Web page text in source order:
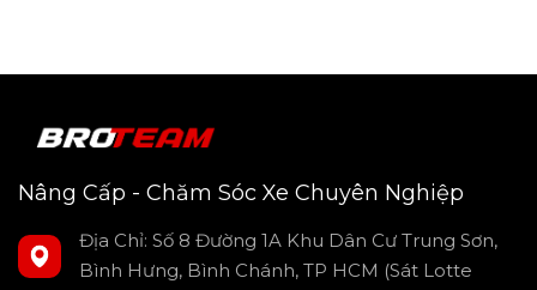
Option4x4 cho Ford Ranger & Ranger
Raptor
Nếu bạn đang tìm kiếm một giải pháp nắp thùng cho xe
Nâng Cấp - Chăm Sóc Xe Chuyên Nghiệp
Địa Chỉ: Số 8 Đường 1A Khu Dân Cư Trung Sơn,
Bình Hưng, Bình Chánh, TP HCM (Sát Lotte